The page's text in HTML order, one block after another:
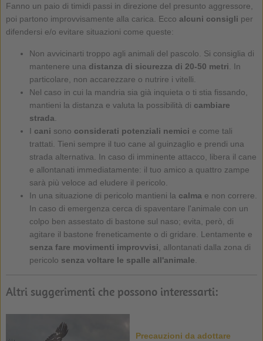
Fanno un paio di timidi passi in direzione del presunto aggressore,
poi partono improvvisamente alla carica. Ecco alcuni consigli per
difendersi e/o evitare situazioni come queste:
Non avvicinarti troppo agli animali del pascolo. Si consiglia di
mantenere una distanza di sicurezza di 20-50 metri . In
particolare, non accarezzare o nutrire i vitelli.
Nel caso in cui la mandria sia già inquieta o ti stia fissando,
mantieni la distanza e valuta la possibilità di cambiare
strada
I cani sono considerati potenziali nemici e come tali
trattati. Tieni sempre il tuo cane al guinzaglio e prendi una
strada alternativa. In caso di imminente attacco, libera il cane
e allontanati immediatamente: il tuo amico a quattro zampe
sarà più veloce ad eludere il pericolo.
In una situazione di pericolo mantieni la calma e non correre.
In caso di emergenza cerca di spaventare l'animale con un
colpo ben assestato di bastone sul naso; evita, però, di
agitare il bastone freneticamente o di gridare. Lentamente e
senza fare movimenti improvvisi , allontanati dalla zona di
pericolo senza voltare le spalle all'animale
Altri suggerimenti che possono interessarti:
Precauzioni da adottare